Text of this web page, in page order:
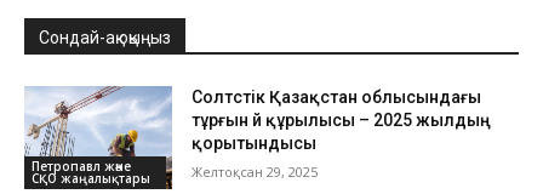
Сондай-ақ оқыңыз
Петропавл және
СҚО жаңалықтары
Солтүстік Қазақстан облысындағы
тұрғын үй құрылысы – 2025 жылдың
қорытындысы
Желтоқсан 29, 2025